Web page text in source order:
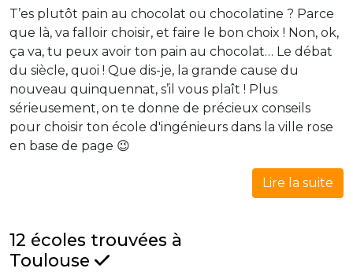
T’es plutôt pain au chocolat ou chocolatine ? Parce
que là, va falloir choisir, et faire le bon choix ! Non, ok,
ça va, tu peux avoir ton pain au chocolat… Le débat
du siècle, quoi ! Que dis-je, la grande cause du
nouveau quinquennat, s’il vous plaît ! Plus
sérieusement, on te donne de précieux conseils
pour choisir ton école d'ingénieurs dans la ville rose
en base de page 😉
Lire la suite
12 écoles trouvées à
Toulouse